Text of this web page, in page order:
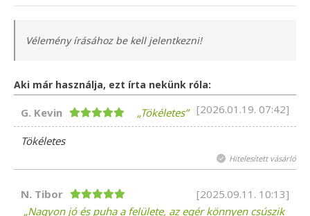
Vélemény írásához be kell jelentkezni!
Aki már használja, ezt írta nekünk róla:
G. Kevin [2026.01.19. 07:42]
Tökéletes
Tökéletes
Hitelesített vásárló
N. Tibor
[2025.09.11. 10:13]
Nagyon jó és puha a felülete, az egér könnyen csúszik